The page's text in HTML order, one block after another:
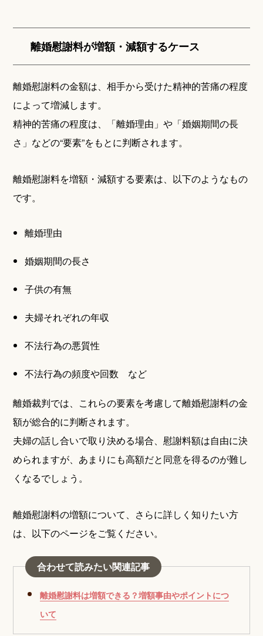
離婚慰謝料が増額・減額するケース
離婚慰謝料の金額は、相手から受けた精神的苦痛の程度
によって増減します。
精神的苦痛の程度は、「離婚理由」や「婚姻期間の長
さ」などの“要素”をもとに判断されます。
離婚慰謝料を増額・減額する要素は、以下のようなもの
です。
離婚理由
婚姻期間の長さ
子供の有無
夫婦それぞれの年収
不法行為の悪質性
不法行為の頻度や回数 など
離婚裁判では、これらの要素を考慮して離婚慰謝料の金
額が総合的に判断されます。
夫婦の話し合いで取り決める場合、慰謝料額は自由に決
められますが、あまりにも高額だと同意を得るのが難し
くなるでしょう。
離婚慰謝料の増額について、さらに詳しく知りたい方
は、以下のページをご覧ください。
合わせて読みたい関連記事
離婚慰謝料は増額できる？増額事由やポイントにつ
いて